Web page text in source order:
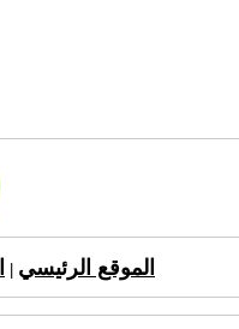
الموقع الرئيسي